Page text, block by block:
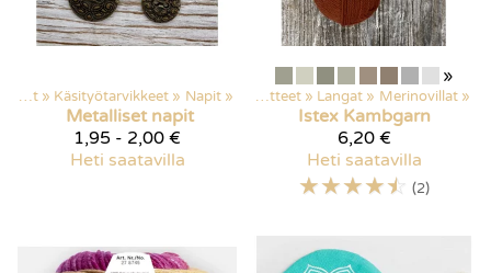
Kaikki tuotteet ‪» Käsityötarvikkeet ‪» Napit ‪»
Metalliset napit
1,95 - 2,00 €
Heti saatavilla
»
Kaikki tuotteet ‪» Langat ‪» Merinovillat ‪»
Istex Kambgarn
6,20 €
Heti saatavilla
☆☆☆☆☆ (2)